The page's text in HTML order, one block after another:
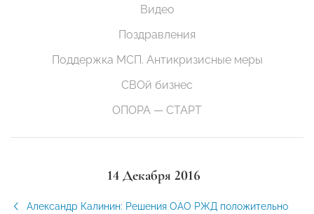
Видео
Поздравления
Поддержка МСП. Антикризисные меры
СВОй бизнес
ОПОРА — СТАРТ
14 Декабря 2016
Александр Калинин: Решения ОАО РЖД положительно